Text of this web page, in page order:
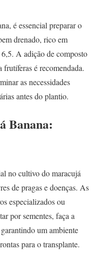
é essencial preparar o
drenado, rico em
A adição de composto
é recomendada.
as necessidades
antes do plantio.
Banana:
no cultivo do maracujá
de pragas e doenças. As
especializados ou
por sementes, faça a
um ambiente
para o transplante.